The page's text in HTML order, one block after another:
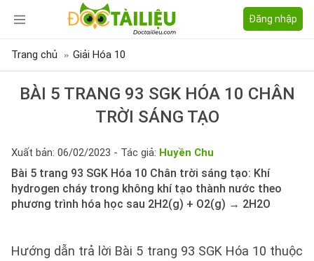
Đăng nhập
Trang chủ Giải Hóa 10
BÀI 5 TRANG 93 SGK HÓA 10 CHÂN
TRỜI SÁNG TẠO
Xuất bản: 06/02/2023 - Tác giả: Huyền Chu
Bài 5 trang 93 SGK Hóa 10 Chân trời sáng tạo: Khí
hydrogen cháy trong không khí tạo thành nước theo
phương trình hóa học sau 2H2(g) + O2(g) → 2H2O
Hướng dẫn trả lời Bài 5 trang 93 SGK Hóa 10 thuộc